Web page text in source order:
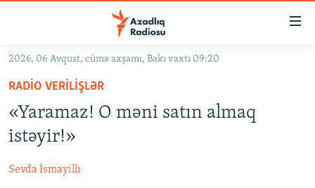
Əsas
qayıt
Əsas
naviqasiyaya
qayıt
Axtarışa
GÜNDƏM
#ƏSLINDƏ
FƏRQƏ BAX
2026, 06 Avqust, cümə axşamı, Bakı vaxtı 09:20
RADIO VERILIŞLƏR
«Yaramaz! O məni satın almaq
istəyir!»
Sevda İsmayıllı